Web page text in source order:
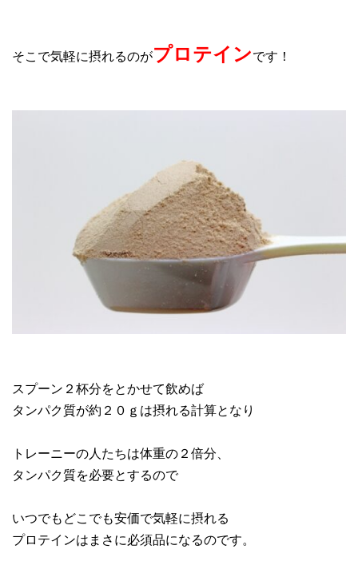
そこで気軽に摂れるのがプロテインです！
スプーン２杯分をとかせて飲めば
タンパク質が約２０ｇは摂れる計算となり
トレーニーの人たちは体重の２倍分、
タンパク質を必要とするので
いつでもどこでも安価で気軽に摂れる
プロテインはまさに必須品になるのです。